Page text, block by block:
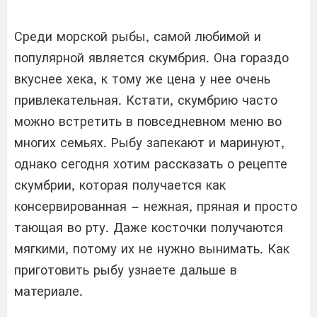
Среди морской рыбы, самой любимой и
популярной является скумбрия. Она гораздо
вкуснее хека, к тому же цена у нее очень
привлекательная. Кстати, скумбрию часто
можно встретить в повседневном меню во
многих семьях. Рыбу запекают и маринуют,
однако сегодня хотим рассказать о рецепте
скумбрии, которая получается как
консервированная – нежная, пряная и просто
тающая во рту. Даже косточки получаются
мягкими, потому их не нужно вынимать. Как
приготовить рыбу узнаете дальше в
материале.